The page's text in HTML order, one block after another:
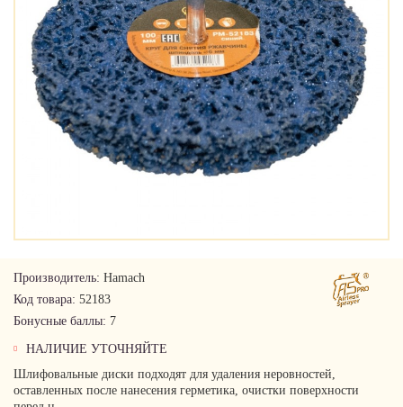
Производитель: Hamach
Код товара: 52183
Бонусные баллы: 7
НАЛИЧИЕ УТОЧНЯЙТЕ
Шлифовальные диски подходят для удаления неровностей,
оставленных после нанесения герметика, очистки поверхности